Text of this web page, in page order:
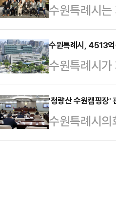
를 활용하겠
다.㈜프로젝
계획이다. 수
절차를 신속
원을 한다
는 기업이다.
수원특례시
회 임원협의
히카와, (중
이부르크, (
의 임원 간 공
와의 문화행
민간외교를
구성 취지와
수원특례시, 4513억
수원특례시
안이 의회를
제2차 본회
정·의결했다
보다 4513억
'청량산 수원캠핑장'
수원특례시
과시켰다. 지